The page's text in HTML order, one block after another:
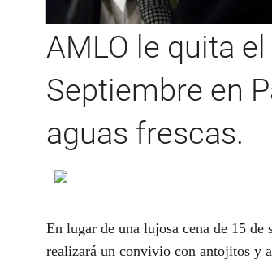
AMLO le quita
Septiembre en
aguas frescas.
En lugar de una lujosa cena de 15
realizará un convivio con antojitos y